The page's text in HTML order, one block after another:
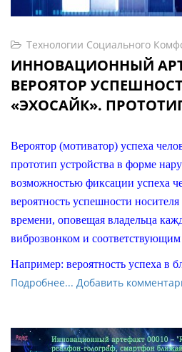
Технологии Социального
ИННОВАЦИОННЫЙ
ВЕРОЯТОР
«ЭХОСАЙК».
Вероятор (мотиватор) успеха
прототип устройства в форме
возможностью фиксации успеха
вероятность успешности
времени, оповещая владельца
виброзвонком и
Например: вероятность успеха в
Подробнее... Добавить